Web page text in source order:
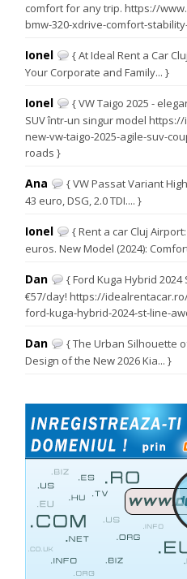
comfort for any trip. https://
bmw-320-xdrive-comfort-
Ionel
{ At Ideal Rent a Car
Your Corporate and Family... }
Ionel
{ VW Taigo 2025 -
SUV într-un singur model
new-vw-taigo-2025-agile-suv-
roads }
Ana
{ VW Passat Variant
43 euro, DSG, 2.0 TDI.... }
Ionel
{ Rent a car Cluj
euros. New Model (2024):
Dan
{ Ford Kuga Hybrid 2024
€57/day! https://
ford-kuga-hybrid-2024-st-line-
Dan
{ The Urban Silhouette
Design of the New 2026 Kia... }